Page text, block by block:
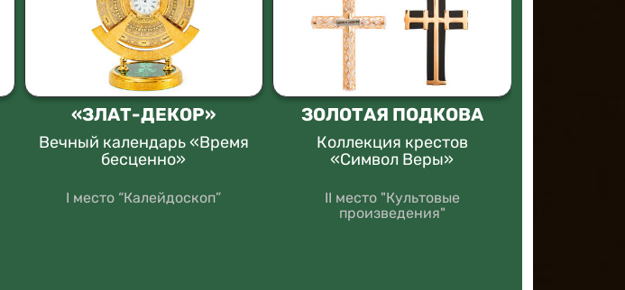
«ЗЛАТ-ДЕКОР»
Вечный календарь «Время
бесценно»
I место “Калейдоскоп”
ЗОЛОТАЯ ПОДКОВА
Коллекция крестов
«Символ Веры»
II место "Культовые
произведения"